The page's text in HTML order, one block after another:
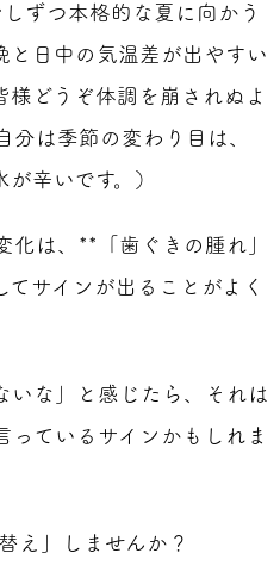
ずつ本格的な夏に向かう
と日中の気温差が出やすい
様どうぞ体調を崩されぬよ
分は季節の変わり目は、
辛いです。）
化は、**「歯ぐきの腫れ」
サインが出ることがよく
いな」と感じたら、それは
っているサインかもしれま
え」しませんか？